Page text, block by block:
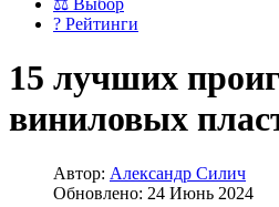
? Рейтинги
15 лучших
виниловых
Автор: Александр Силич
Обновлено: 24 Июнь 2024